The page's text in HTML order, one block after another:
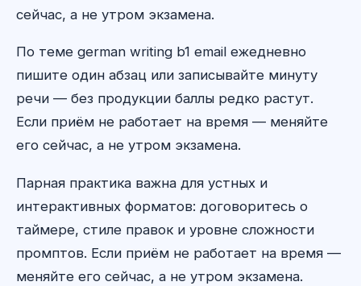
сейчас, а не утром экзамена.
По теме german writing b1 email ежедневно
пишите один абзац или записывайте минуту
речи — без продукции баллы редко растут.
Если приём не работает на время — меняйте
его сейчас, а не утром экзамена.
Парная практика важна для устных и
интерактивных форматов: договоритесь о
таймере, стиле правок и уровне сложности
промптов. Если приём не работает на время —
меняйте его сейчас, а не утром экзамена.